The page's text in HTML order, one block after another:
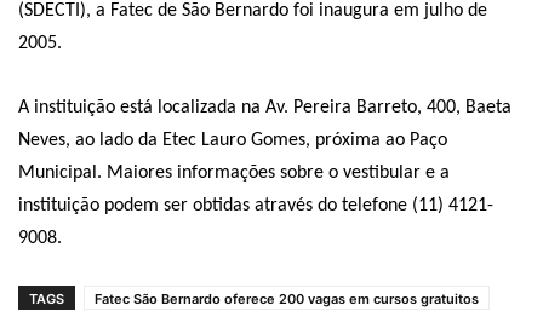
(SDECTI), a Fatec de São Bernardo foi inaugura em julho de
2005.
A instituição está localizada na Av. Pereira Barreto, 400, Baeta
Neves, ao lado da Etec Lauro Gomes, próxima ao Paço
Municipal. Maiores informações sobre o vestibular e a
instituição podem ser obtidas através do telefone (11) 4121-
9008.
TAGS Fatec São Bernardo oferece 200 vagas em cursos gratuitos